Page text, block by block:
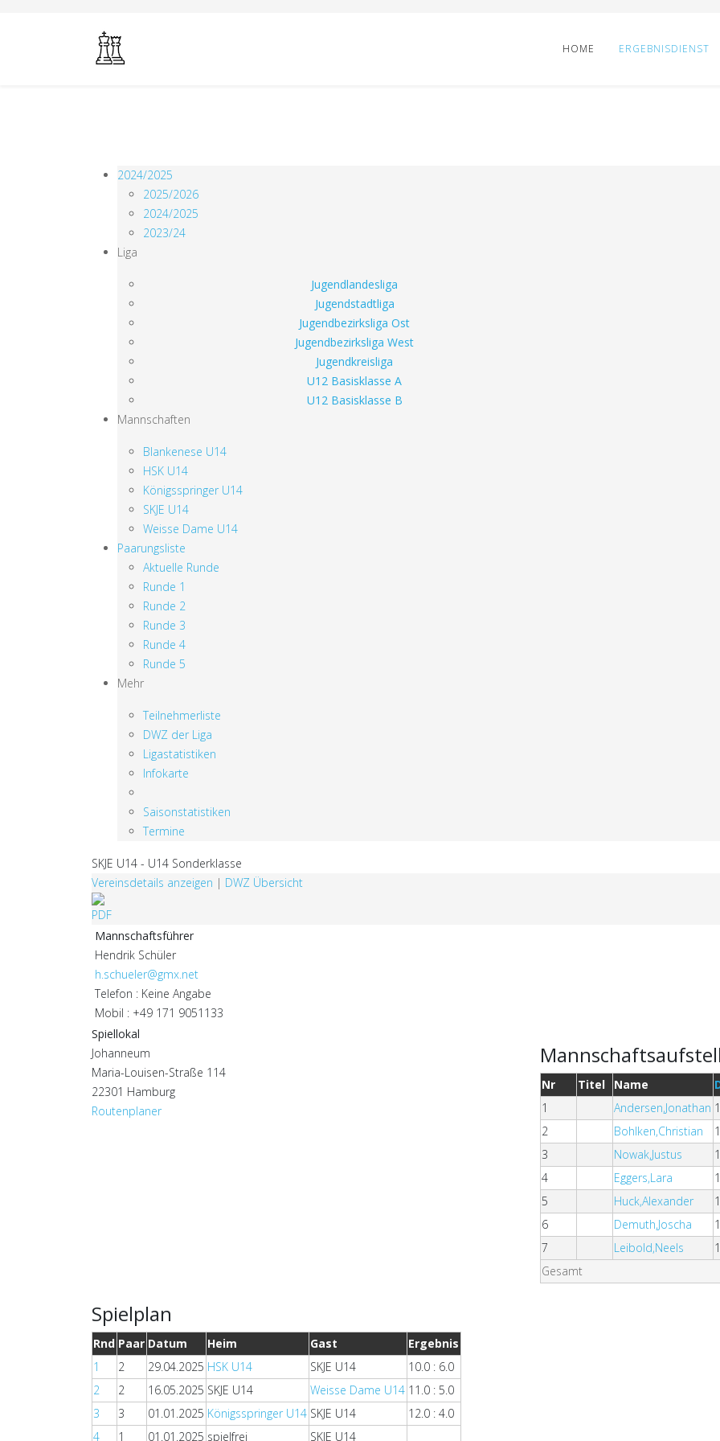
HOME ERGEBNISDIENST
2024/2025
2025/2026
2024/2025
2023/24
Liga
Jugendlandesliga
Jugendstadtliga
Jugendbezirksliga Ost
Jugendbezirksliga West
Jugendkreisliga
U12 Basisklasse A
U12 Basisklasse B
Mannschaften
Blankenese U14
HSK U14
Königsspringer U14
SKJE U14
Weisse Dame U14
Paarungsliste
Aktuelle Runde
Runde 1
Runde 2
Runde 3
Runde 4
Runde 5
Mehr
Teilnehmerliste
DWZ der Liga
Ligastatistiken
Infokarte
Saisonstatistiken
Termine
SKJE U14 - U14 Sonderklasse
Vereinsdetails anzeigen | DWZ Übersicht
Mannschaftsführer
Hendrik Schüler
h.schueler@gmx.net
Telefon : Keine Angabe
Mobil : +49 171 9051133
Spiellokal
Johanneum
Maria-Louisen-Straße 114
22301 Hamburg
Routenplaner
Nr Titel Name
1
Andersen,Jonathan
2
Bohlken,Christian
3
Nowak,Justus
4
Eggers,Lara
5
Huck,Alexander
6
Demuth,Joscha
7
Leibold,Neels
Gesamt
Spielplan
Rnd Paar Datum Heim Gast
Ergebnis
1
2 29.04.2025 HSK U14 SKJE U14
10.0 : 6.0
2
2 16.05.2025 SKJE U14 Weisse Dame U14 11.0 : 5.0
3
3 01.01.2025 Königsspringer U14 SKJE U14
12.0 : 4.0
4
1 01.01.2025 spielfrei SKJE U14